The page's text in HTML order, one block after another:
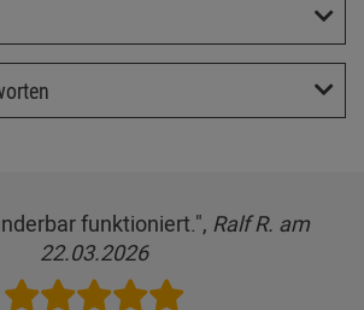
funktioniert.", Ralf R. am
22.03.2026